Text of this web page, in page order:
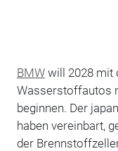
BMWwill 2028 mit
Wasserstoffautos
beginnen. Der
haben vereinbart,
der